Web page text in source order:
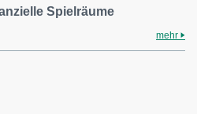
Spielräume
mehr